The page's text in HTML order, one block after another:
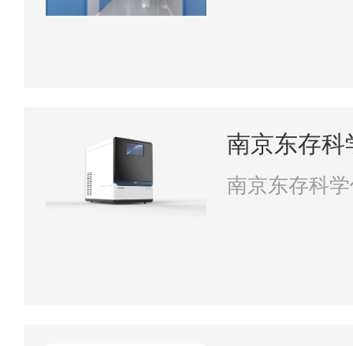
南京东存科
南京东存科